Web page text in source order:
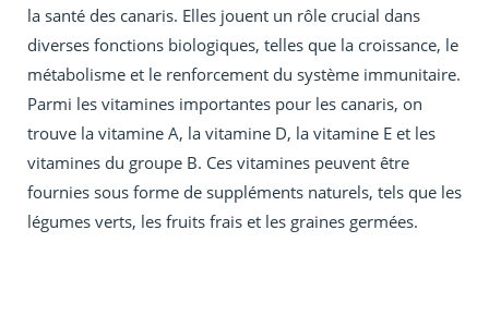
la santé des canaris. Elles jouent un rôle crucial dans
diverses fonctions biologiques, telles que la croissance, le
métabolisme et le renforcement du système immunitaire.
Parmi les vitamines importantes pour les canaris, on
trouve la vitamine A, la vitamine D, la vitamine E et les
vitamines du groupe B. Ces vitamines peuvent être
fournies sous forme de suppléments naturels, tels que les
légumes verts, les fruits frais et les graines germées.